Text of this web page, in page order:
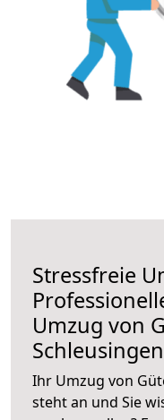
Stressfreie
Umzug von
Schleusingen
Ihr Umzug von
steht an und Sie